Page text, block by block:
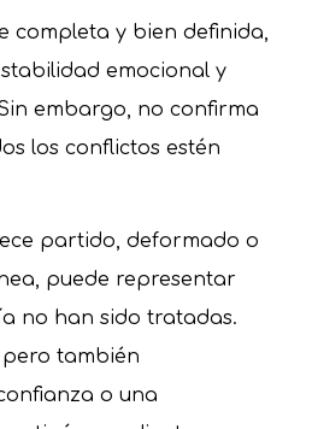
completa y bien definida,
emocional y
embargo, no confirma
los conflictos estén
partido, deformado o
puede representar
no han sido tratadas.
pero también
o una